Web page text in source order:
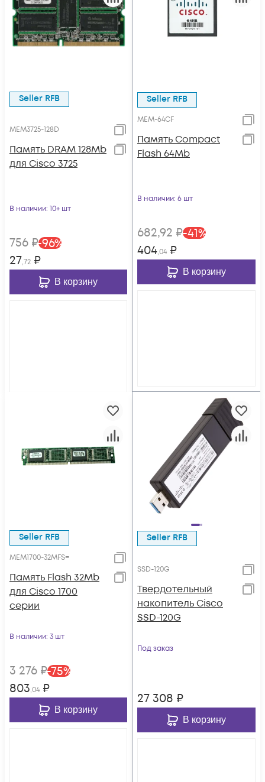
Seller RFB
MEM3725-128D
Память DRAM 128Mb
для Cisco 3725
В наличии: 10+ шт
756 ₽-96%
27,72 ₽
В корзину
Seller RFB
MEM-64CF
Память Compact
Flash 64Mb
В наличии: 6 шт
682,92 ₽-41%
404,04 ₽
В корзину
Seller RFB
MEM1700-32MFS=
Память Flash 32Mb
для Cisco 1700
серии
В наличии: 3 шт
3 276 ₽-75%
803,04 ₽
В корзину
Seller RFB
SSD-120G
Твердотельный
накопитель Cisco
SSD-120G
Под заказ
27 308 ₽
В корзину